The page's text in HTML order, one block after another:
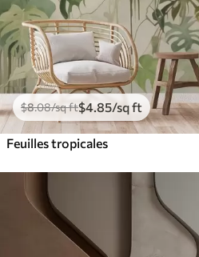
$8.08/sq ft$4.85/sq ft
Feuilles tropicales